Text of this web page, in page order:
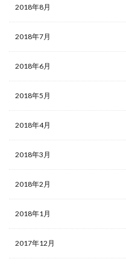
2018年8月
2018年7月
2018年6月
2018年5月
2018年4月
2018年3月
2018年2月
2018年1月
2017年12月